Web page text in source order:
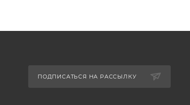
ПОДПИСАТЬСЯ НА РАССЫЛКУ